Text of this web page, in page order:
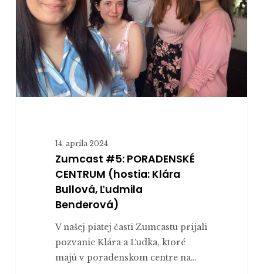
(hostia:
Klára
Bullová,
Ľudmila
Benderová)
14. apríla 2024
Zumcast #5: PORADENSKÉ
CENTRUM (hostia: Klára
Bullová, Ľudmila
Benderová)
V našej piatej časti Zumcastu prijali
pozvanie Klára a Ľudka, ktoré
majú v poradenskom centre na…